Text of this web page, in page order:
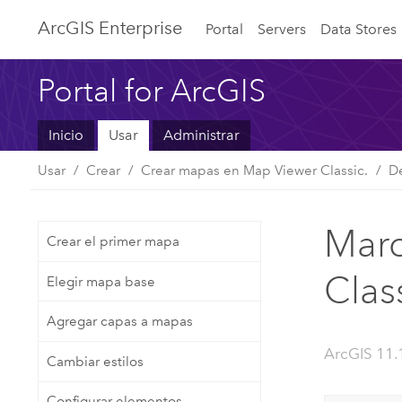
ArcGIS Enterprise Portal Servers Data Stores
Portal for ArcGIS
Inicio Usar Administrar
Usar Crear Crear mapas en Map Viewer Classic.
Crear el primer mapa
Elegir mapa base
Agregar capas a mapas
Cambiar estilos ArcGIS